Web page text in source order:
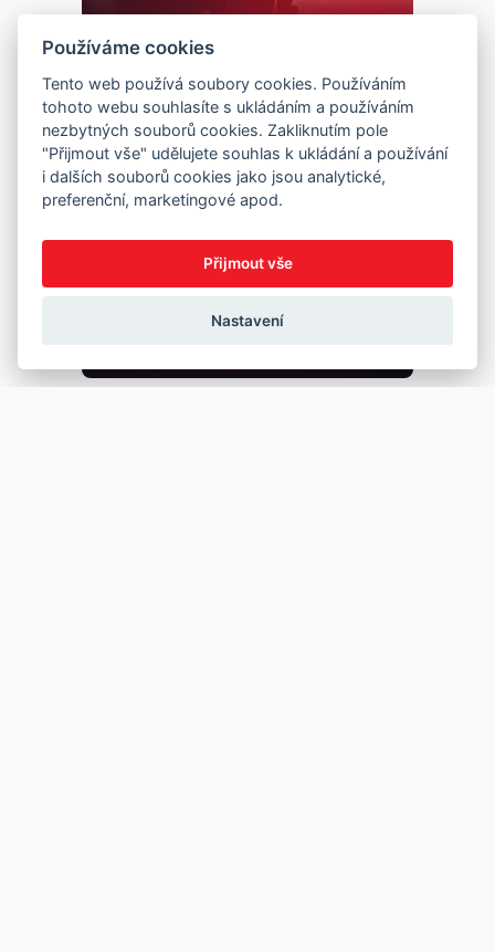
Používáme cookies
Tento web používá soubory cookies. Používáním
tohoto webu souhlasíte s ukládáním a používáním
nezbytných souborů cookies. Zakliknutím pole
"Přijmout vše" udělujete souhlas k ukládání a používání
i dalších souborů cookies jako jsou analytické,
preferenční, marketingové apod.
Přijmout vše
Nastavení